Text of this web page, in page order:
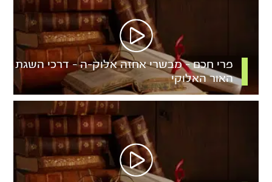
פרי חכם – מבשרי אחזה אלוק-ה – דרכי השגת
האור האלוקי